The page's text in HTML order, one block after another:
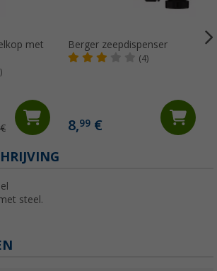
met
Berger zeepdispenser
(4)
8,99€
steel.